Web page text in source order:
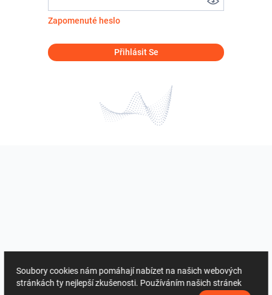
Zapomenuté heslo
Přihlásit Se
Soubory cookies nám pomáhají nabízet na našich webových
stránkách ty nejlepší zkušenosti. Používáním našich stránek